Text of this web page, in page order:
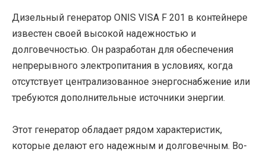
Дизельный генератор ONIS VISA F 201 в контейнере
известен своей высокой надежностью и
долговечностью. Он разработан для обеспечения
непрерывного электропитания в условиях, когда
отсутствует централизованное энергоснабжение или
требуются дополнительные источники энергии.
Этот генератор обладает рядом характеристик,
которые делают его надежным и долговечным. Во-